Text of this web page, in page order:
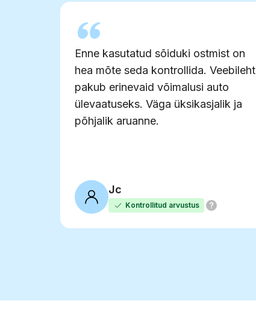
Enne kasutatud sõiduki ostmist on
hea mõte seda kontrollida. Veebileht
pakub erinevaid võimalusi auto
ülevaatuseks. Väga üksikasjalik ja
põhjalik aruanne.
Jc
Kontrollitud arvustus